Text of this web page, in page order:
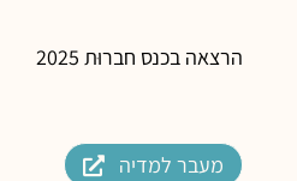
הרצאה בכנס חברוּת 2025
מעבר למדיה